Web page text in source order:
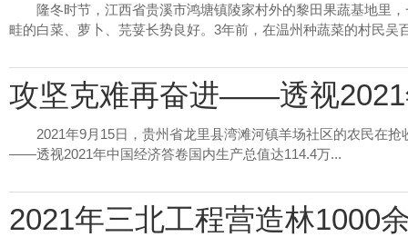
隆冬时节，江西省贵溪市鸿塘镇陵家村外的黎田果蔬基地里
畦的白菜、萝卜、芫荽长势良好。3年前，在温州种蔬菜的村民吴
攻坚克难再奋进——透视2021
2021年9月15日，贵州省龙里县湾滩河镇羊场社区的农民在
——透视2021年中国经济答卷国内生产总值达114.4万...
2021年三北工程营造林1000